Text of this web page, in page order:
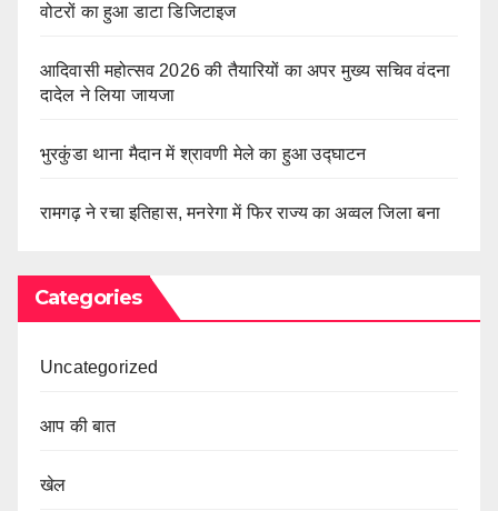
वोटरों का हुआ डाटा डिजिटाइज
आदिवासी महोत्सव 2026 की तैयारियों का अपर मुख्य सचिव वंदना
दादेल ने लिया जायजा
भुरकुंडा थाना मैदान में श्रावणी मेले का हुआ उद्घाटन
रामगढ़ ने रचा इतिहास, मनरेगा में फिर राज्य का अव्वल जिला बना
Categories
Uncategorized
आप की बात
खेल